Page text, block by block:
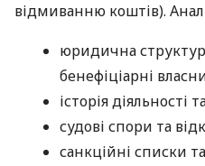
відмиванню коштів).
юридична
бенефіціарні
історія діяльності
судові спори та
санкційні списки